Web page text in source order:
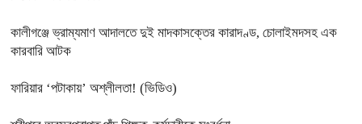
কালীগঞ্জে ভ্রাম্যমাণ আদালতে দুই মাদকাসক্তের কারাদণ্ড, চোলাইমদসহ এক
কারবারি আটক
ফারিয়ার ‘পটাকায়’ অশ্লীলতা! (ভিডিও)